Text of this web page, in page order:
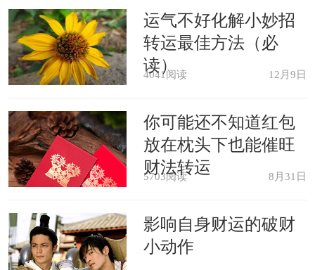
经商的人梦见微信头像不吉祥，代
表虽然没有安稳，可是已经平顺上轨道
了。
恋爱中的人梦见微信头像不吉祥，
阐明两边若能相互信任，不相信流言则
婚姻可成。
本命年的人梦见微信头像不吉祥，
运气不好化解小妙招
转运最佳方法（必
读）
4041阅读 12月9日
你可能还不知道红包
放在枕头下也能催旺
财法转运
5703阅读 8月31日
影响自身财运的破财
小动作